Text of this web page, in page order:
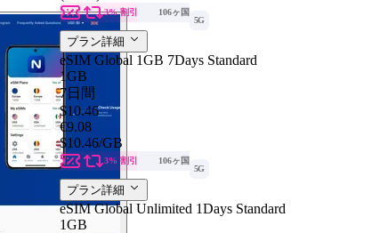
3% 割引
106ヶ国
5G
プラン詳細
eSIM Global 1GB 7Days Standard
1GB
7日間
$10.46
€9.08
$10.46/GB
3% 割引
106ヶ国
5G
プラン詳細
eSIM Global Unlimited 1Days Standard
1GB